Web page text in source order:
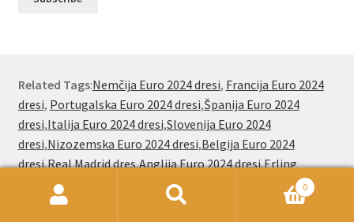
Related Tags:Nemčija Euro 2024 dresi, Francija Euro 2024
dresi, Portugalska Euro 2024 dresi,Španija Euro 2024
dresi,Italija Euro 2024 dresi,Slovenija Euro 2024
dresi,Nizozemska Euro 2024 dresi,Belgija Euro 2024
dresi,Real Madrid dres,Anglija Euro 2024 dresi,Erling
Haaland dresi
Lamine Yamal dresi
Cristiano Ronaldo
Lionel Messi dresi Jude Bellingham dresi
Kylian
0